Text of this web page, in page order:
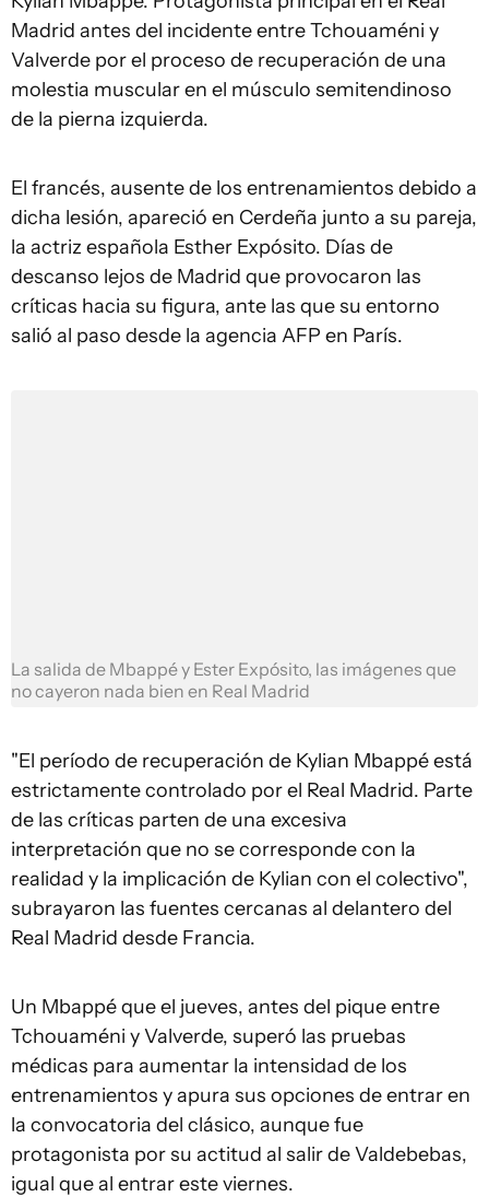
Madrid antes del incidente entre Tchouaméni y
Valverde por el proceso de recuperación de una
molestia muscular en el músculo semitendinoso
de la pierna izquierda.
El francés, ausente de los entrenamientos debido a
dicha lesión, apareció en Cerdeña junto a su pareja,
la actriz española Esther Expósito. Días de
descanso lejos de Madrid que provocaron las
críticas hacia su figura, ante las que su entorno
salió al paso desde la agencia AFP en París.
La salida de Mbappé y Ester Expósito, las imágenes que
no cayeron nada bien en Real Madrid
"El período de recuperación de Kylian Mbappé está
estrictamente controlado por el Real Madrid. Parte
de las críticas parten de una excesiva
interpretación que no se corresponde con la
realidad y la implicación de Kylian con el colectivo",
subrayaron las fuentes cercanas al delantero del
Real Madrid desde Francia.
Un Mbappé que el jueves, antes del pique entre
Tchouaméni y Valverde, superó las pruebas
médicas para aumentar la intensidad de los
entrenamientos y apura sus opciones de entrar en
la convocatoria del clásico, aunque fue
protagonista por su actitud al salir de Valdebebas,
igual que al entrar este viernes.